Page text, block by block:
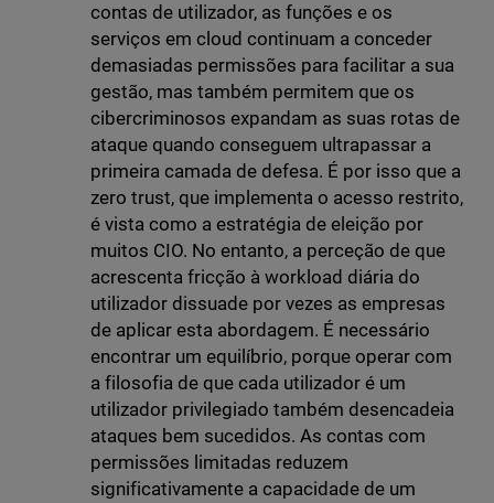
contas de utilizador, as funções e os
serviços em cloud continuam a conceder
demasiadas permissões para facilitar a sua
gestão, mas também permitem que os
cibercriminosos expandam as suas rotas de
ataque quando conseguem ultrapassar a
primeira camada de defesa. É por isso que a
zero trust, que implementa o acesso restrito,
é vista como a estratégia de eleição por
muitos CIO. No entanto, a perceção de que
acrescenta fricção à workload diária do
utilizador dissuade por vezes as empresas
de aplicar esta abordagem. É necessário
encontrar um equilíbrio, porque operar com
a filosofia de que cada utilizador é um
utilizador privilegiado também desencadeia
ataques bem sucedidos. As contas com
permissões limitadas reduzem
significativamente a capacidade de um